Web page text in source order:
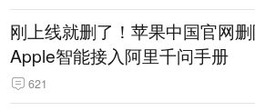
刚上线就删了！苹果中国官网
Apple智能接入阿里千问手册
621